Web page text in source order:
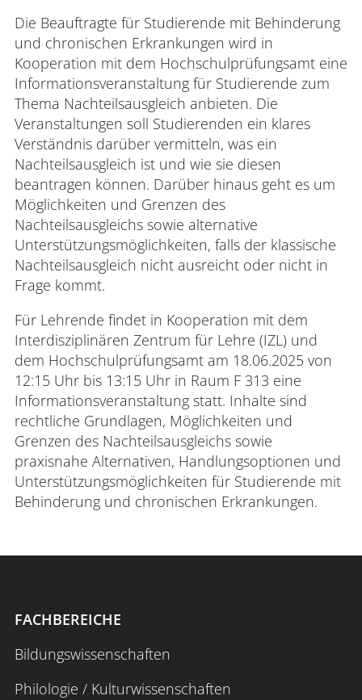
Die Beauftragte für Studierende mit Behinderung
und chronischen Erkrankungen wird in
Kooperation mit dem Hochschulprüfungsamt eine
Informationsveranstaltung für Studierende zum
Thema Nachteilsausgleich anbieten. Die
Veranstaltungen soll Studierenden ein klares
Verständnis darüber vermitteln, was ein
Nachteilsausgleich ist und wie sie diesen
beantragen können. Darüber hinaus geht es um
Möglichkeiten und Grenzen des
Nachteilsausgleichs sowie alternative
Unterstützungsmöglichkeiten, falls der klassische
Nachteilsausgleich nicht ausreicht oder nicht in
Frage kommt.
Für Lehrende findet in Kooperation mit dem
Interdisziplinären Zentrum für Lehre (IZL) und
dem Hochschulprüfungsamt am 18.06.2025 von
12:15 Uhr bis 13:15 Uhr in Raum F 313 eine
Informationsveranstaltung statt. Inhalte sind
rechtliche Grundlagen, Möglichkeiten und
Grenzen des Nachteilsausgleichs sowie
praxisnahe Alternativen, Handlungsoptionen und
Unterstützungsmöglichkeiten für Studierende mit
Behinderung und chronischen Erkrankungen.
FACHBEREICHE
Bildungswissenschaften
Philologie / Kulturwissenschaften